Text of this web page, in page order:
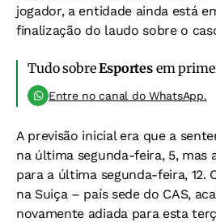
jogador, a entidade ainda está
finalização do laudo sobre o
Tudo sobreEsportesem
Entre no canal do WhatsApp.
A previsão inicial era que a
na última segunda-feira, 5, mas
para a última segunda-feira, 12.
na Suiça – país sede do CAS,
novamente adiada para esta